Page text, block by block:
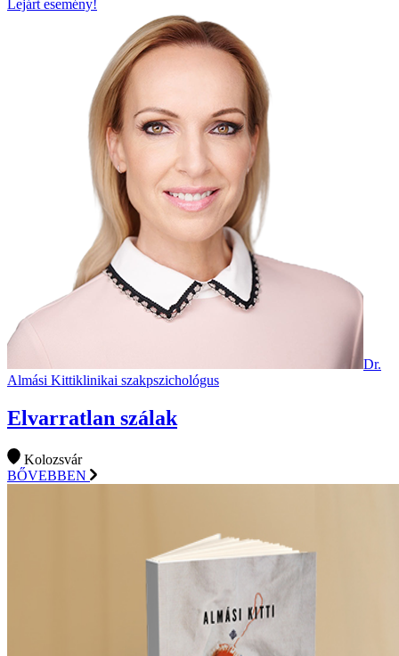
Lejárt esemény!
Dr.
Almási Kittiklinikai szakpszichológus
Elvarratlan szálak
Kolozsvár
BŐVEBBEN